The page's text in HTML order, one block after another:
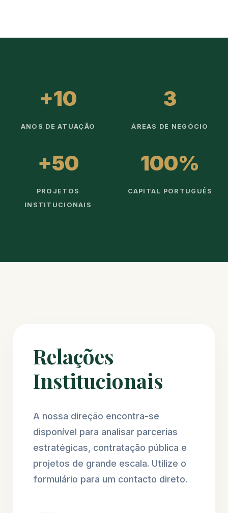
+10
ANOS DE ATUAÇÃO
3
ÁREAS DE NEGÓCIO
+50
PROJETOS
INSTITUCIONAIS
100%
CAPITAL PORTUGUÊS
Relações
Institucionais
A nossa direção encontra-se
disponível para analisar parcerias
estratégicas, contratação pública e
projetos de grande escala. Utilize o
formulário para um contacto direto.